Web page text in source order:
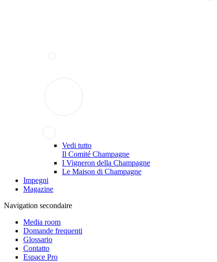
Vedi tutto
Il Comité Champagne
I Vigneron della Champagne
Le Maison di Champagne
Impegni
Magazine
Navigation secondaire
Media room
Domande frequenti
Glossario
Contatto
Espace Pro